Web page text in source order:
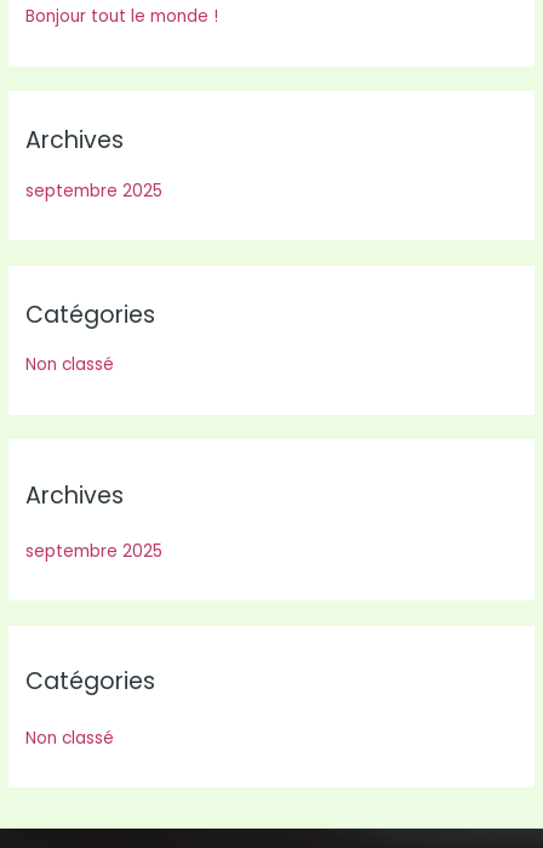
Bonjour tout le monde !
Archives
septembre 2025
Catégories
Non classé
Archives
septembre 2025
Catégories
Non classé